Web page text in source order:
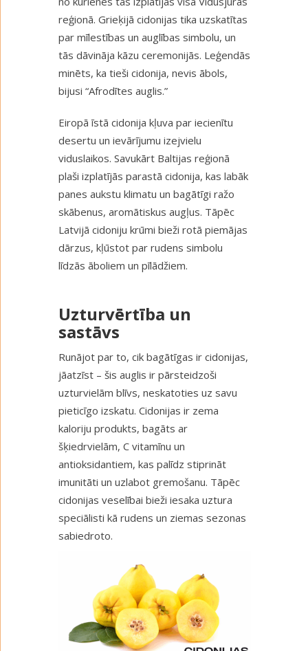
reģionā. Grieķijā cidonijas tika uzskatītas
par mīlestības un auglības simbolu, un
tās dāvināja kāzu ceremonijās. Leģendās
minēts, ka tieši cidonija, nevis ābols,
bijusi “Afrodītes auglis.”
Eiropā īstā cidonija kļuva par iecienītu
desertu un ievārījumu izejvielu
viduslaikos. Savukārt Baltijas reģionā
plaši izplatījās parastā cidonija, kas labāk
panes aukstu klimatu un bagātīgi ražo
skābenus, aromātiskus augļus. Tāpēc
Latvijā cidoniju krūmi bieži rotā piemājas
dārzus, kļūstot par rudens simbolu
līdzās āboliem un pīlādžiem.
Uzturvērtība un
sastāvs
Runājot par to, cik bagātīgas ir cidonijas,
jāatzīst – šis auglis ir pārsteidzoši
uzturvielām blīvs, neskatoties uz savu
pieticīgo izskatu. Cidonijas ir zema
kaloriju produkts, bagāts ar
šķiedrvielām, C vitamīnu un
antioksidantiem, kas palīdz stiprināt
imunitāti un uzlabot gremošanu. Tāpēc
cidonijas veselībai bieži iesaka uztura
speciālisti kā rudens un ziemas sezonas
sabiedroto.